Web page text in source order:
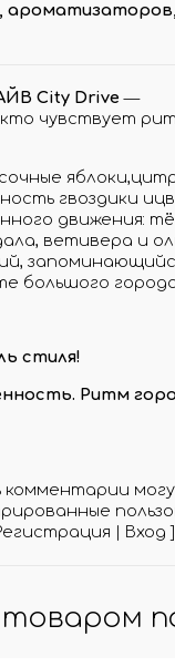
ароматизаторов,
City Drive —
чувствует
гвоздики
движения:
ветивера и
большого
стиля!
Ритм
комментарии
| Вход ]